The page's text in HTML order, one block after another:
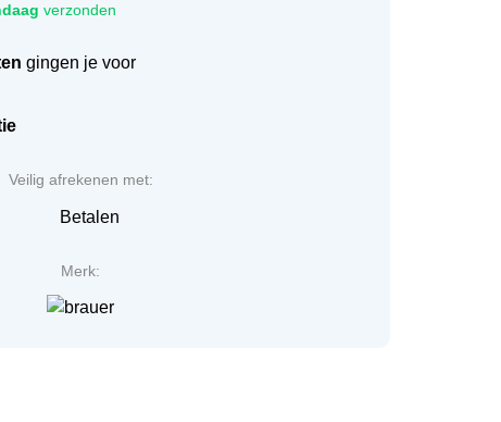
verzonden
gingen je voor
Veilig afrekenen met:
Merk: